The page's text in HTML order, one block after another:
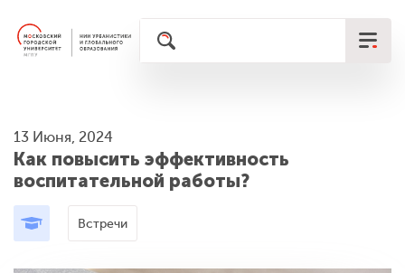
13 Июня, 2024
Как повысить эффективность
воспитательной работы?
Встречи